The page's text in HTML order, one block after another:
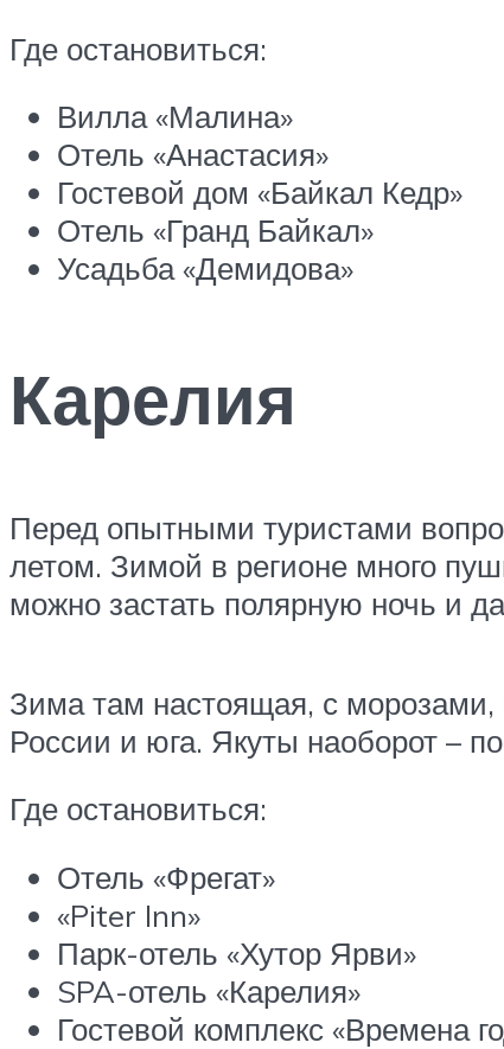
Где остановиться:
Вилла «Малина»
Отель «Анастасия»
Гостевой дом «Байкал Кедр»
Отель «Гранд Байкал»
Усадьба «Демидова»
Карелия
Перед опытными туристами
летом. Зимой в регионе много
можно застать полярную ночь и
Зима там настоящая, с
России и юга. Якуты наоборот –
Где остановиться:
Отель «Фрегат»
«Piter Inn»
Парк-отель «Хутор Ярви»
SPA-отель «Карелия»
Гостевой комплекс «Времена